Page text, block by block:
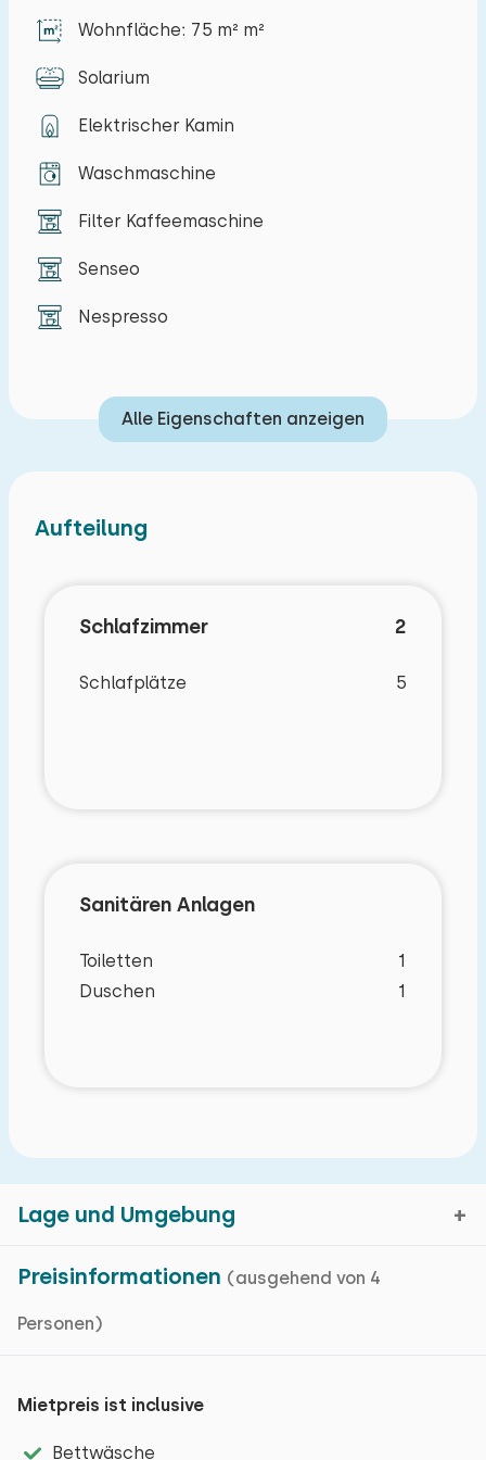
Reisegesellschaft
Terrasse. Sie können an der Unterkunft parken.
Preisinformationen (ausgehend von 4
Personen)
Mietpreis ist inclusive
Bettwäsche
Wohnfläche: 75 m² m²
Solarium
Elektrischer Kamin
Waschmaschine
Filter Kaffeemaschine
Senseo
Nespresso
Eigenschaften
Grundlegende Merkmale
Internet
Wässchetrockner
Wohnzimmer
TV
Alle Eigenschaften anzeigen
Aufteilung
Schlafzimmer 2
Schlafplätze 5
Sanitären Anlagen
Toiletten
1
Duschen
1
Lage und Umgebung
Durbuy, Belgischen-Luxemburg